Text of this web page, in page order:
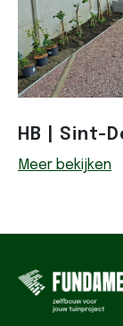
HB | Sint-
Meer bekijken